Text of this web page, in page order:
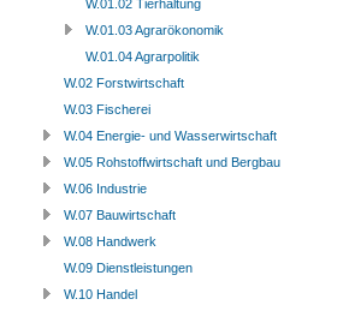
W.01.02 Tierhaltung
W.01.03 Agrarökonomik
W.01.04 Agrarpolitik
W.02 Forstwirtschaft
W.03 Fischerei
W.04 Energie- und Wasserwirtschaft
W.05 Rohstoffwirtschaft und Bergbau
W.06 Industrie
W.07 Bauwirtschaft
W.08 Handwerk
W.09 Dienstleistungen
W.10 Handel